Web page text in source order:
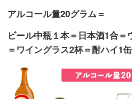
アルコール量20グラム＝
ビール中瓶１本＝日本酒1合＝
＝ワイングラス2杯＝酎ハイ1